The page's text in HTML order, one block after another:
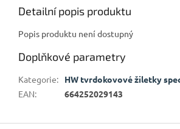
Detailní popis produktu
Popis produktu není dostupný
Doplňkové parametry
Kategorie:
HW tvrdokovové žiletky
EAN: 664252029143